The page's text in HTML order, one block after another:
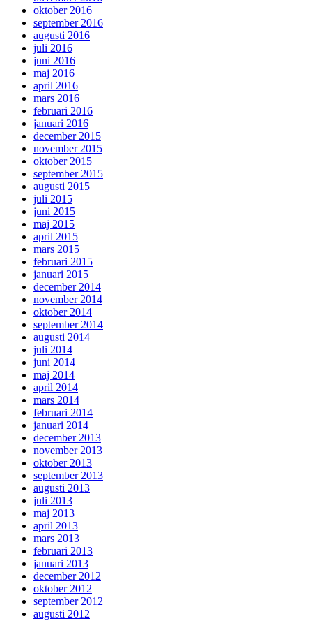
oktober 2016
september 2016
augusti 2016
juli 2016
juni 2016
maj 2016
april 2016
mars 2016
februari 2016
januari 2016
december 2015
november 2015
oktober 2015
september 2015
augusti 2015
juli 2015
juni 2015
maj 2015
april 2015
mars 2015
februari 2015
januari 2015
december 2014
november 2014
oktober 2014
september 2014
augusti 2014
juli 2014
juni 2014
maj 2014
april 2014
mars 2014
februari 2014
januari 2014
december 2013
november 2013
oktober 2013
september 2013
augusti 2013
juli 2013
maj 2013
april 2013
mars 2013
februari 2013
januari 2013
december 2012
oktober 2012
september 2012
augusti 2012